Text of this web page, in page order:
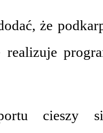
że
realizuje
cieszy